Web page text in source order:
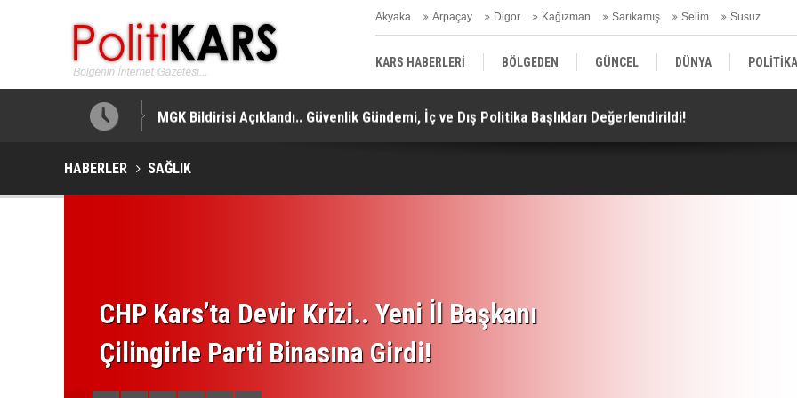
Akyaka Arpaçay Digor Kağızman Sarıkamış Selim Susuz
KARS HABERLERİ BÖLGEDEN GÜNCEL DÜNYA POLİTİKA
EKONOMİ | FİNANS | OTOMOTİV KÜLTÜR | SANAT | MAGAZİN
MGK Bildirisi Açıklandı.. Güvenlik Gündemi, İç ve Dış Politika Başlıkları Değerlendirildi!
HABERLER SAĞLIK
CHP Kars’ta Devir Krizi.. Yeni İl Başkanı
Çilingirle Parti Binasına Girdi!